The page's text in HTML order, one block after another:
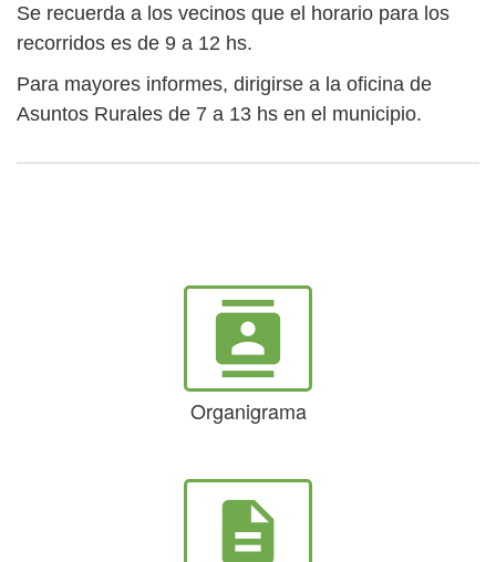
Se recuerda a los vecinos que el horario para los
recorridos es de 9 a 12 hs.
Para mayores informes, dirigirse a la oficina de
Asuntos Rurales de 7 a 13 hs en el municipio.
contacts
Organigrama
description